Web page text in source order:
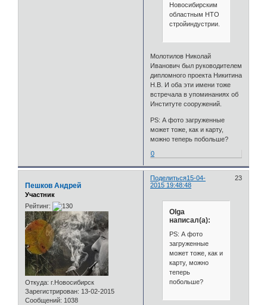
Новосибирским
областным НТО
стройиндустрии.
Молотилов Николай
Иванович был руководителем
дипломного проекта Никитина
Н.В. И оба эти имени тоже
встречала в упоминаниях об
Институте сооружений.
PS: А фото загруженные
может тоже, как и карту,
можно теперь побольше?
0
Поделиться 23
15-04-
2015 19:48:48
Пешков Андрей
Участник
Рейтинг:
Откуда: г.Новосибирск
Зарегистрирован: 13-02-2015
Сообщений: 1038
Olga
написал(а):
PS: А фото
загруженные
может тоже, как и
карту, можно
теперь
побольше?